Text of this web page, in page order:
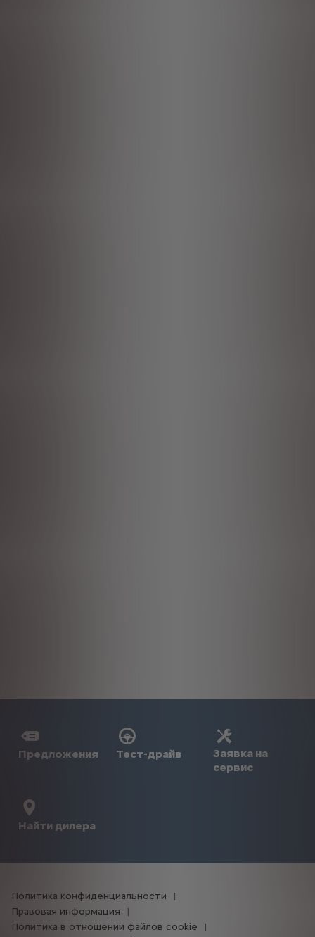
Предложения Тест-драйв
Заявка на
сервис
Найти дилера
Политика конфиденциальности
Правовая информация
Политика в отношении файлов cookie